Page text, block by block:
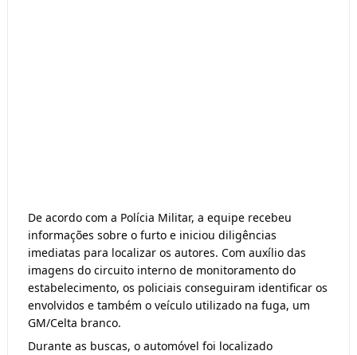
De acordo com a Polícia Militar, a equipe recebeu
informações sobre o furto e iniciou diligências
imediatas para localizar os autores. Com auxílio das
imagens do circuito interno de monitoramento do
estabelecimento, os policiais conseguiram identificar os
envolvidos e também o veículo utilizado na fuga, um
GM/Celta branco.
Durante as buscas, o automóvel foi localizado